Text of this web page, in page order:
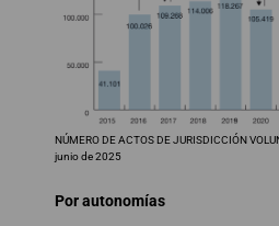
NÚMERO DE ACTOS DE JURISDICCIÓN
junio de 2025
Por autonomías